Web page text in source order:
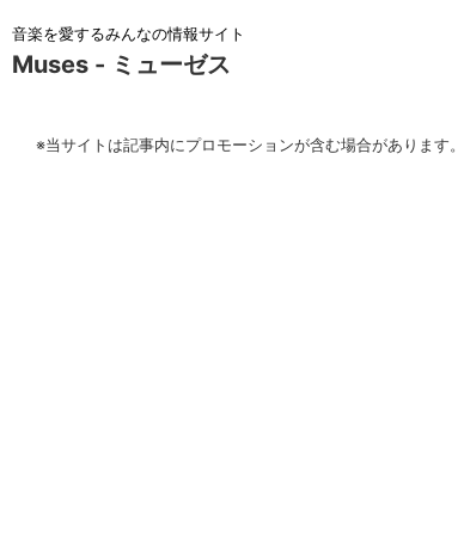
音楽を愛するみんなの情報サイト
Muses - ミューゼス
※当サイトは記事内にプロモーションが含む場合があります。